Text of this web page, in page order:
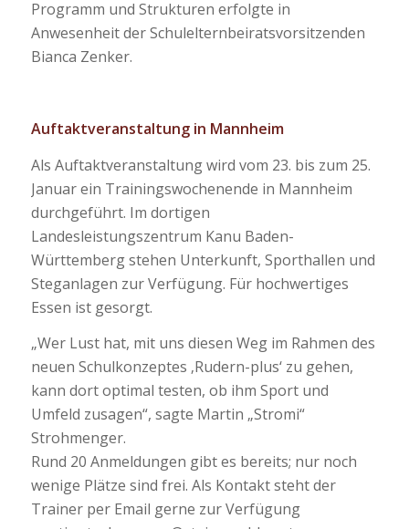
Programm und Strukturen erfolgte in
Anwesenheit der Schulelternbeiratsvorsitzenden
Bianca Zenker.
Auftaktveranstaltung in Mannheim
Als Auftaktveranstaltung wird vom 23. bis zum 25.
Januar ein Trainingswochenende in Mannheim
durchgeführt. Im dortigen
Landesleistungszentrum Kanu Baden-
Württemberg stehen Unterkunft, Sporthallen und
Steganlagen zur Verfügung. Für hochwertiges
Essen ist gesorgt.
„Wer Lust hat, mit uns diesen Weg im Rahmen des
neuen Schulkonzeptes ‚Rudern-plus‘ zu gehen,
kann dort optimal testen, ob ihm Sport und
Umfeld zusagen“, sagte Martin „Stromi“
Strohmenger.
Rund 20 Anmeldungen gibt es bereits; nur noch
wenige Plätze sind frei. Als Kontakt steht der
Trainer per Email gerne zur Verfügung